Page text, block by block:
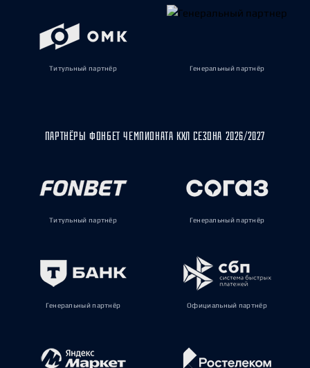
Титульный партнёр Генеральный партнёр
ПАРТНЁРЫ ФОНБЕТ ЧЕМПИОНАТА КХЛ СЕЗОНА 2026/2027
Титульный партнёр Генеральный партнёр
Генеральный партнёр Официальный партнёр